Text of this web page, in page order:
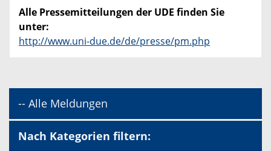
Alle Pressemitteilungen der UDE finden Sie
unter:
http://www.uni-due.de/de/presse/pm.php
-- Alle Meldungen
Nach Kategorien filtern: